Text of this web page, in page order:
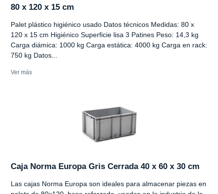
80 x 120 x 15 cm
Palet plástico higiénico usado Datos técnicos Medidas: 80 x
120 x 15 cm Higiénico Superficie lisa 3 Patines Peso: 14,3 kg
Carga diámica: 1000 kg Carga estática: 4000 kg Carga en rack:
750 kg Datos...
Ver más
Caja Norma Europa Gris Cerrada 40 x 60 x 30 cm
Las cajas Norma Europa son ideales para almacenar piezas en